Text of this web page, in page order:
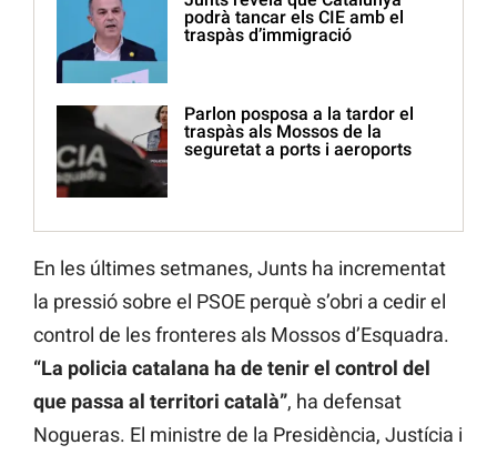
podrà tancar els CIE amb el
traspàs d’immigració
Parlon posposa a la tardor el
traspàs als Mossos de la
seguretat a ports i aeroports
En les últimes setmanes, Junts ha incrementat
la pressió sobre el PSOE perquè s’obri a cedir el
control de les fronteres als Mossos d’Esquadra.
“La policia catalana ha de tenir el control del
que passa al territori català”, ha defensat
Nogueras. El ministre de la Presidència, Justícia i